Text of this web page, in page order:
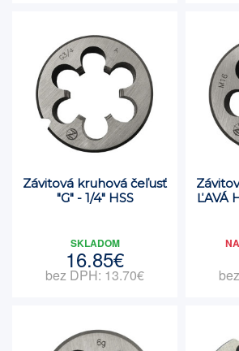
Závitová kruhová čeľusť
"G" - 1/4" HSS
SKLADOM
16.85€
bez DPH: 13.70€
ĽAVÁ